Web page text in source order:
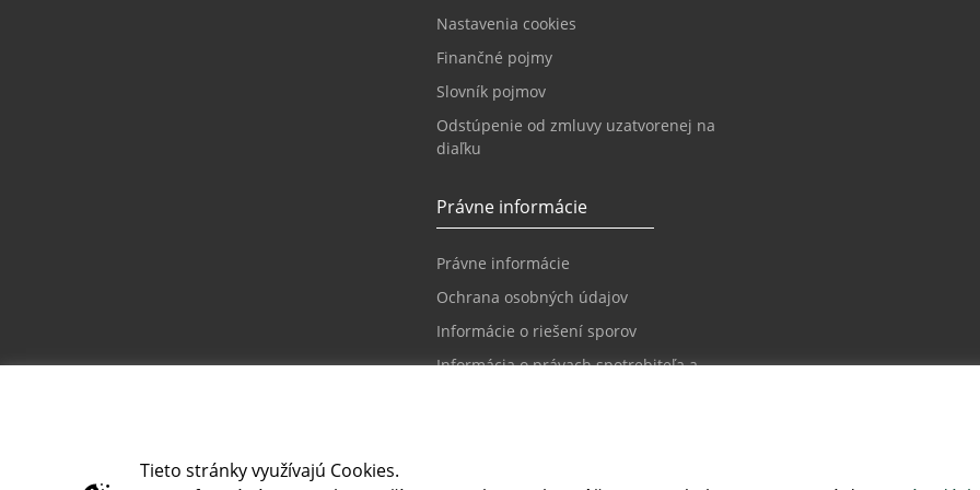
Tieto stránky využívajú Cookies.
Nastavenia cookies
Finančné pojmy
Slovník pojmov
Odstúpenie od zmluvy uzatvorenej na
diaľku
Právne informácie
Právne informácie
Ochrana osobných údajov
Informácie o riešení sporov
Informácia o právach spotrebiteľa a